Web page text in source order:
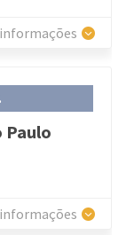
informações
Paulo
informações